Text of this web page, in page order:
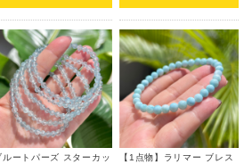
ルートパーズ スターカッ
【1点物】ラリマー ブレス